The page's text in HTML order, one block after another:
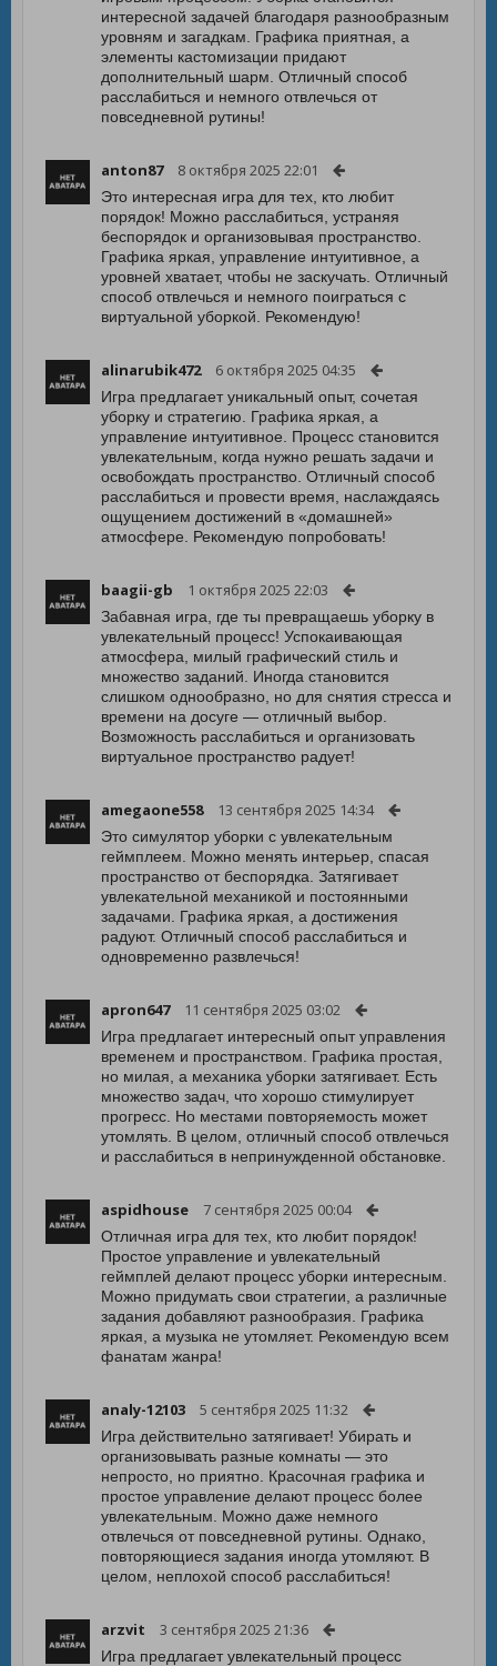
интересной задачей благодаря разнообразным
уровням и загадкам. Графика приятная, а
элементы кастомизации придают
дополнительный шарм. Отличный способ
расслабиться и немного отвлечься от
повседневной рутины!
anton87 8 октября 2025 22:01
Это интересная игра для тех, кто любит
порядок! Можно расслабиться, устраняя
беспорядок и организовывая пространство.
Графика яркая, управление интуитивное, а
уровней хватает, чтобы не заскучать. Отличный
способ отвлечься и немного поиграться с
виртуальной уборкой. Рекомендую!
alinarubik472 6 октября 2025 04:35
Игра предлагает уникальный опыт, сочетая
уборку и стратегию. Графика яркая, а
управление интуитивное. Процесс становится
увлекательным, когда нужно решать задачи и
освобождать пространство. Отличный способ
расслабиться и провести время, наслаждаясь
ощущением достижений в «домашней»
атмосфере. Рекомендую попробовать!
baagii-gb 1 октября 2025 22:03
Забавная игра, где ты превращаешь уборку в
увлекательный процесс! Успокаивающая
атмосфера, милый графический стиль и
множество заданий. Иногда становится
слишком однообразно, но для снятия стресса и
времени на досуге — отличный выбор.
Возможность расслабиться и организовать
виртуальное пространство радует!
amegaone558 13 сентября 2025 14:34
Это симулятор уборки с увлекательным
геймплеем. Можно менять интерьер, спасая
пространство от беспорядка. Затягивает
увлекательной механикой и постоянными
задачами. Графика яркая, а достижения
радуют. Отличный способ расслабиться и
одновременно развлечься!
apron647 11 сентября 2025 03:02
Игра предлагает интересный опыт управления
временем и пространством. Графика простая,
но милая, а механика уборки затягивает. Есть
множество задач, что хорошо стимулирует
прогресс. Но местами повторяемость может
утомлять. В целом, отличный способ отвлечься
и расслабиться в непринужденной обстановке.
aspidhouse 7 сентября 2025 00:04
Отличная игра для тех, кто любит порядок!
Простое управление и увлекательный
геймплей делают процесс уборки интересным.
Можно придумать свои стратегии, а различные
задания добавляют разнообразия. Графика
яркая, а музыка не утомляет. Рекомендую всем
фанатам жанра!
analy-12103 5 сентября 2025 11:32
Игра действительно затягивает! Убирать и
организовывать разные комнаты — это
непросто, но приятно. Красочная графика и
простое управление делают процесс более
увлекательным. Можно даже немного
отвлечься от повседневной рутины. Однако,
повторяющиеся задания иногда утомляют. В
целом, неплохой способ расслабиться!
arzvit 3 сентября 2025 21:36
Игра предлагает увлекательный процесс